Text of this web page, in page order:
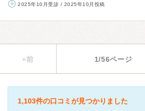
2025年10月受診 / 2025年10月投稿
«前 1/56ページ
1,103件の口コミが見つかりました